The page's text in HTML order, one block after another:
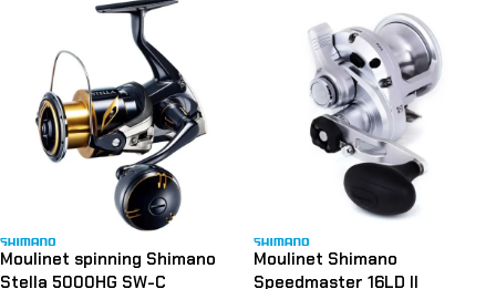
Moulinet spinning Shimano
Stella 5000HG SW-C
Moulinet Shimano
Speedmaster 16LD II